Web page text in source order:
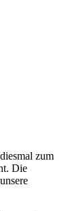
zum
Die